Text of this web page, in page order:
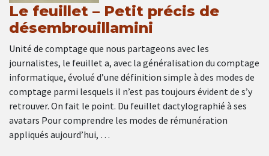
Le feuillet – Petit précis de
désembrouillamini
Unité de comptage que nous partageons avec les
journalistes, le feuillet a, avec la généralisation du comptage
informatique, évolué d’une définition simple à des modes de
comptage parmi lesquels il n’est pas toujours évident de s’y
retrouver. On fait le point. Du feuillet dactylographié à ses
avatars Pour comprendre les modes de rémunération
appliqués aujourd’hui, …